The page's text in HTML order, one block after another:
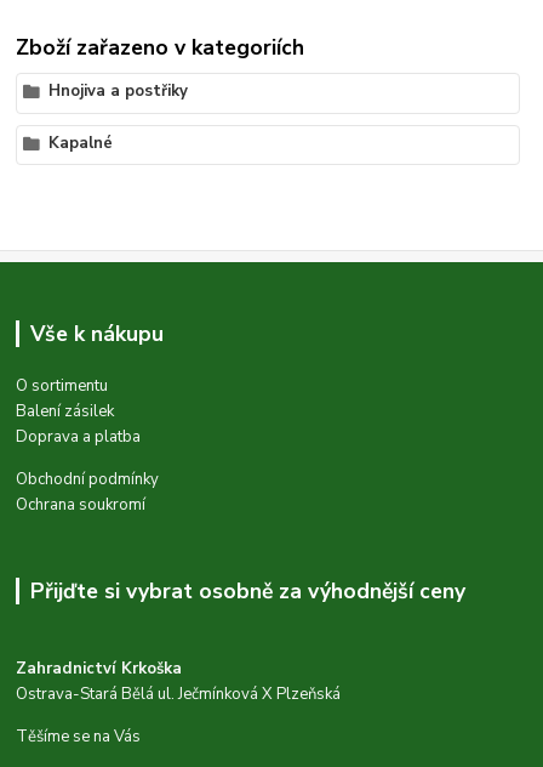
Zboží zařazeno v kategoriích
Hnojiva a postřiky
Kapalné
Vše k nákupu
O sortimentu
Balení zásilek
Doprava a platba
Obchodní podmínky
Ochrana soukromí
Přijďte si vybrat osobně za výhodnější ceny
Zahradnictví Krkoška
Ostrava-Stará Bělá ul. Ječmínková X Plzeňská
Těšíme se na Vás